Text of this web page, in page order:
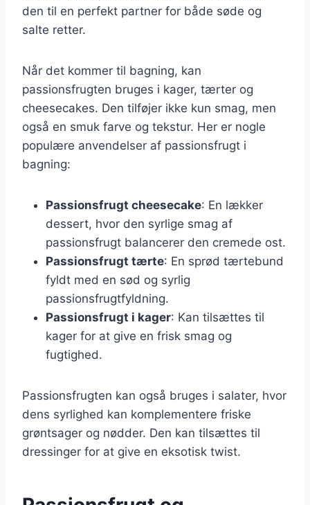
den til en perfekt partner for både søde og
salte retter.
Når det kommer til bagning, kan
passionsfrugten bruges i kager, tærter og
cheesecakes. Den tilføjer ikke kun smag, men
også en smuk farve og tekstur. Her er nogle
populære anvendelser af passionsfrugt i
bagning:
Passionsfrugt cheesecake: En lækker
dessert, hvor den syrlige smag af
passionsfrugt balancerer den cremede ost.
Passionsfrugt tærte: En sprød tærtebund
fyldt med en sød og syrlig
passionsfrugtfyldning.
Passionsfrugt i kager: Kan tilsættes til
kager for at give en frisk smag og
fugtighed.
Passionsfrugten kan også bruges i salater, hvor
dens syrlighed kan komplementere friske
grøntsager og nødder. Den kan tilsættes til
dressinger for at give en eksotisk twist.